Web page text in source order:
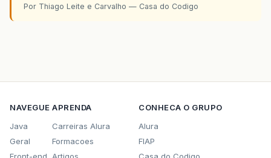
Por Thiago Leite e Carvalho — Casa do Codigo
NAVEGUE
Java
Geral
APRENDA
Carreiras Alura
Formacoes
CONHECA O GRUPO
Alura
FIAP